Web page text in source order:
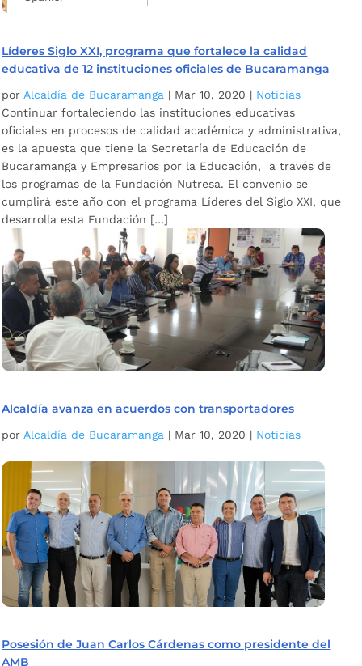
Líderes Siglo XXI, programa que fortalece la calidad
educativa de 12 instituciones oficiales de Bucaramanga
por Alcaldía de Bucaramanga | Mar 10, 2020 | Noticias
Continuar fortaleciendo las instituciones educativas
oficiales en procesos de calidad académica y administrativa,
es la apuesta que tiene la Secretaría de Educación de
Bucaramanga y Empresarios por la Educación, a través de
los programas de la Fundación Nutresa. El convenio se
cumplirá este año con el programa Líderes del Siglo XXI, que
desarrolla esta Fundación […]
Alcaldía avanza en acuerdos con transportadores
por Alcaldía de Bucaramanga | Mar 10, 2020 | Noticias
Posesión de Juan Carlos Cárdenas como presidente del
AMB